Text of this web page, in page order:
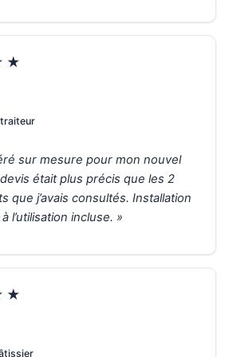
sur mesure pour mon nouvel
était plus précis que les 2
que j’avais consultés. Installation
l’utilisation incluse. »